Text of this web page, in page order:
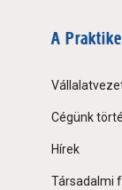
A
Cégünk
Hírek
Társadalmi